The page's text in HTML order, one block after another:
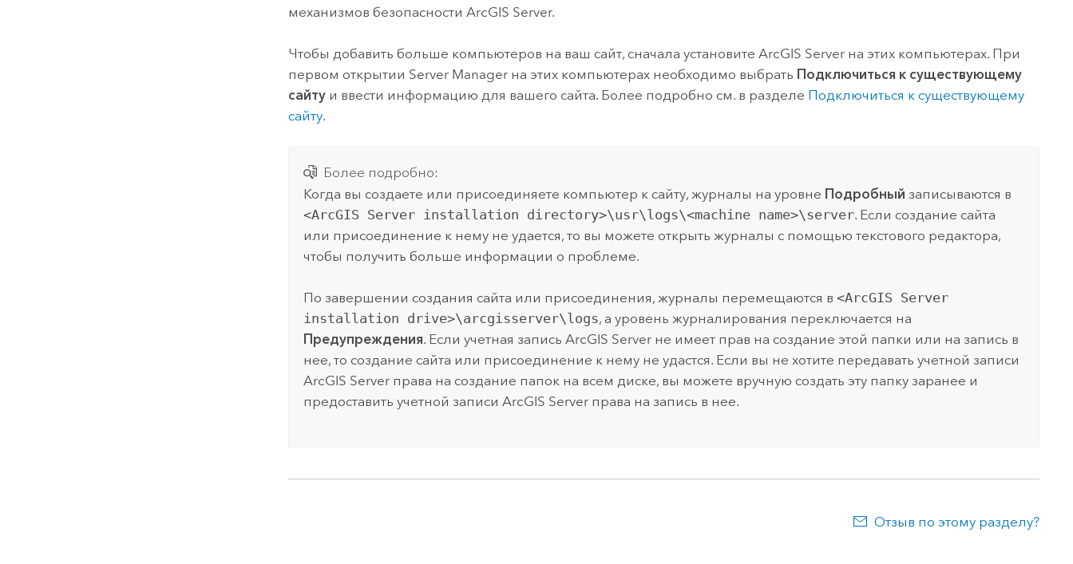
механизмов безопасностиArcGIS Server.
Чтобы добавить больше компьютеров на ваш сайт, сначала установитеArcGIS Server на этих компьютерах. При
первом открытии Server Manager на этих компьютерах необходимо выбрать Подключиться к существующему
сайту и ввести информацию для вашего сайта. Более подробно см. в разделе Подключиться к существующему
сайту.
Более подробно:
Когда вы создаете или присоединяете компьютер к сайту, журналы на уровне Подробный записываются в
<ArcGIS Server installation directory>\usr\logs\<machine name>\server. Если создание сайта
или присоединение к нему не удается, то вы можете открыть журналы с помощью текстового редактора,
чтобы получить больше информации о проблеме.
По завершении создания сайта или присоединения, журналы перемещаются в <ArcGIS Server
installation drive>\arcgisserver\logs, а уровень журналирования переключается на
Предупреждения. Если учетная запись ArcGIS Serverне имеет прав на создание этой папки или на запись в
нее, то создание сайта или присоединение к нему не удастся. Если вы не хотите передавать учетной записи
ArcGIS Serverправа на создание папок на всем диске, вы можете вручную создать эту папку заранее и
предоставить учетной записи ArcGIS Serverправа на запись в нее.
Отзыв по этому разделу?